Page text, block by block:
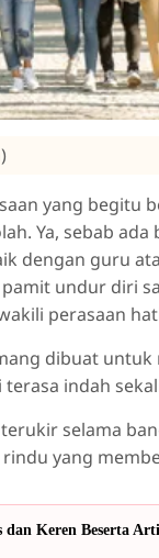
yang begitu
Ya, sebab
dengan guru
undur diri
perasaan
dibuat untuk
indah
selama
yang
dan Keren Beserta